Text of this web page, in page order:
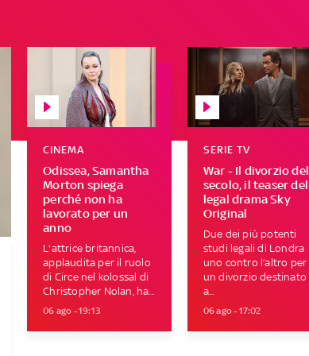
Odissea, Samantha
Morton spiega
perché non ha
lavorato per un
anno
CINEMA
L'attrice britannica,
applaudita per il ruolo
di Circe nel kolossal di
Christopher Nolan, ha...
06 ago - 19:13
War - Il divorzio del
secolo, il teaser del
legal drama Sky
Original
SERIE TV
Due dei più potenti
studi legali di Londra
uno contro l’altro per
un divorzio destinato
a...
06 ago - 17:02